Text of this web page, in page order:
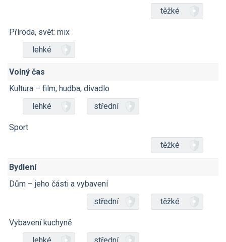
těžké
Příroda, svět: mix
lehké
Volný čas
Kultura – film, hudba, divadlo
lehké
střední
Sport
těžké
Bydlení
Dům – jeho části a vybavení
střední
těžké
Vybavení kuchyně